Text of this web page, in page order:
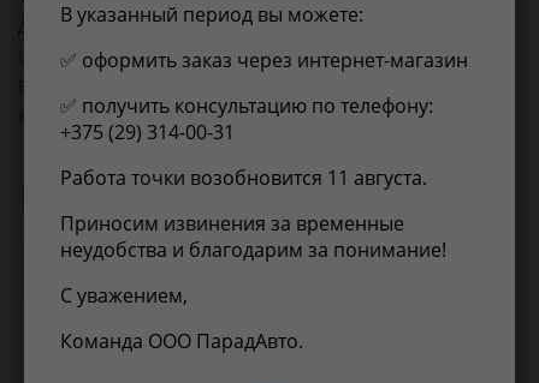
Длина, мм:
100
Ширина, мм:
100
Вес, кг:
0.2
В указанный период вы можете:
✅ оформить заказ через интернет-магазин
✅ получить консультацию по телефону:
+375 (29) 314-00-31
Работа точки возобновится 11 августа.
Приносим извинения за временные
неудобства и благодарим за понимание!
С уважением,
Команда ООО ПарадАвто.